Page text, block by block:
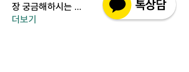
장 궁금해하시는 ...
더보기